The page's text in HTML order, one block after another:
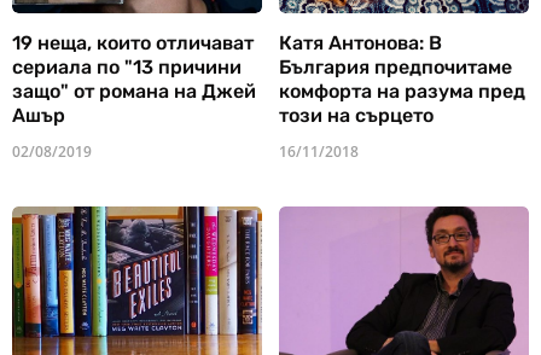
19 неща, които отличават
сериала по "13 причини
защо" от романа на Джей
Ашър
02/08/2019
Катя Антонова: В
България предпочитаме
комфорта на разума пред
този на сърцето
16/11/2018